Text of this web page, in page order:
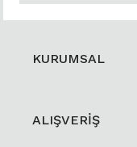
KURUMSAL
ALIŞVERİŞ